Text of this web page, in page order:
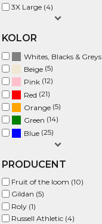
3X Large (4)
KOLOR
Whites, Blacks & Greys
Beige (5)
Pink (12)
Red (21)
Orange (5)
Green (14)
Blue (25)
PRODUCENT
Fruit of the loom (10)
Gildan (5)
Roly (1)
Russell Athletic (4)